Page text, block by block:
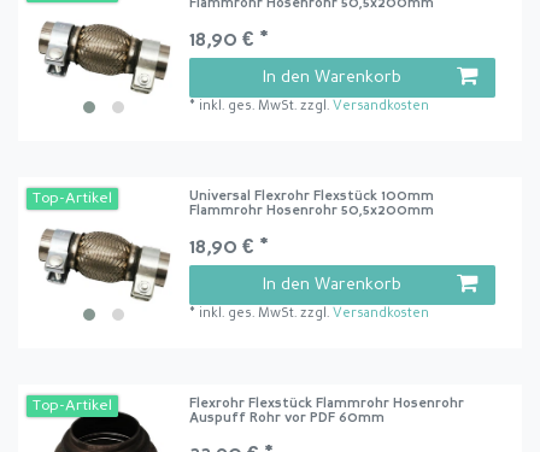
Flammrohr Hosenrohr 50,5x200mm
18,90 € *
In den Warenkorb
* inkl. ges. MwSt. zzgl. Versandkosten
Top-Artikel
Universal Flexrohr Flexstück 100mm
Flammrohr Hosenrohr 50,5x200mm
18,90 € *
In den Warenkorb
* inkl. ges. MwSt. zzgl. Versandkosten
Top-Artikel
Flexrohr Flexstück Flammrohr Hosenrohr
Auspuff Rohr vor PDF 60mm